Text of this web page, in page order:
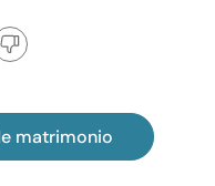
matrimonio